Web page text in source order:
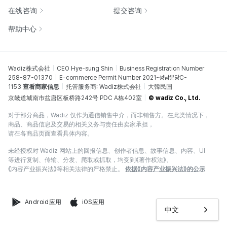
中文
在线咨询 提交咨询
帮助中心
Wadiz株式会社 CEO Hye-sung Shin
Business Registration Number
258-87-01370
E-commerce Permit Number 2021-성남분당C-
1153 查看商家信息 托管服务商: Wadiz株式会社
大韓民国
京畿道城南市盆唐区板桥路242号 PDC A栋402室
© wadiz Co., Ltd.
对于部分商品，Wadiz 仅作为通信销售中介，而非销售方。在此类情况下，
商品、商品信息及交易的相关义务与责任由卖家承担，
请在各商品页面查看具体内容。
未经授权对 Wadiz 网站上的回报信息、创作者信息、故事信息、内容、UI
等进行复制、传输、分发、爬取或抓取，均受到《著作权法》、
《内容产业振兴法》等相关法律的严格禁止。
依据《内容产业振兴法》的公示
Android应用 iOS应用